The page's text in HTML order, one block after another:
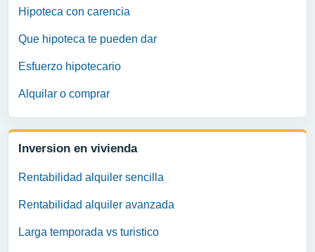
Hipoteca con carencia
Que hipoteca te pueden dar
Esfuerzo hipotecario
Alquilar o comprar
Inversion en vivienda
Rentabilidad alquiler sencilla
Rentabilidad alquiler avanzada
Larga temporada vs turistico